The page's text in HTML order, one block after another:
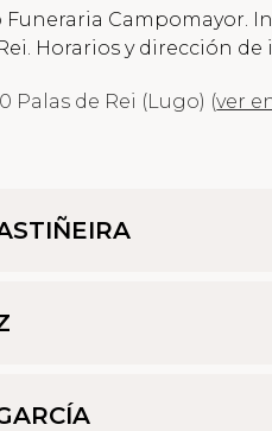
Funeraria Campomayor.
Horarios y dirección
Palas de Rei (Lugo) (ver